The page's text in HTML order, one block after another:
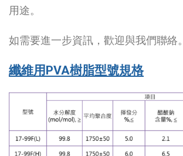
用途。
如需要進一步資訊，歡迎與我們聯絡。
纖維用PVA樹脂型號規格